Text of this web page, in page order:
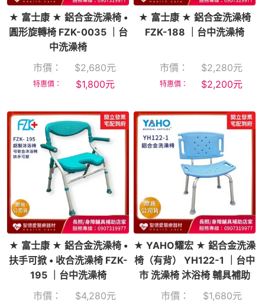
★ 富士康 ★ 鋁合金洗澡椅 •
圓形旋轉椅 FZK-0035 ｜台
中洗澡椅
市價：
$2,680元
特惠價： $1,800元
★ 富士康 ★ 鋁合金洗澡椅
FZK-188 ｜台中洗澡椅
市價： $2,280元
特惠價： $2,200元
★ 富士康 ★ 鋁合金洗澡椅 •
扶手可掀 • 收合洗澡椅 FZK-
195 ｜台中洗澡椅
市價：
$4,280元
★ YAHO耀宏 ★ 鋁合金洗澡
椅（有背） YH122-1 ｜台中
市 洗澡椅 沐浴椅 輔具補助
市價：
$1,680元